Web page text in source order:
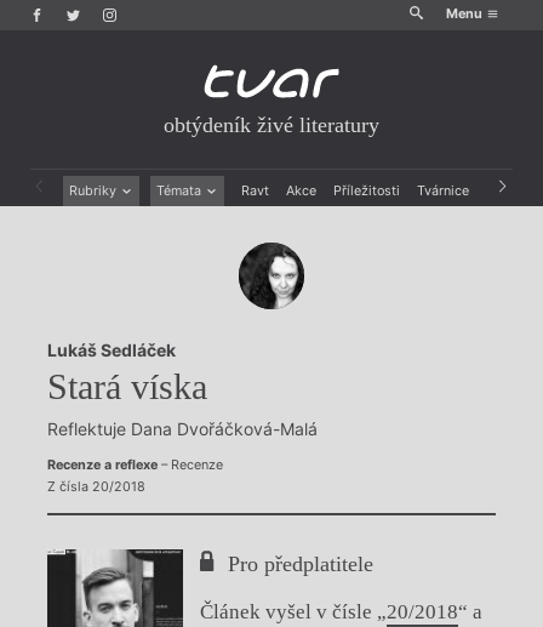
Menu
obtýdeník živé literatury
Rubriky Témata Ravt Akce Příležitosti Tvárnice Archiv
Rozhovory
Dokument
Výroční ceny
Lukáš Sedláček
Stará víska
Reflektuje Dana Dvořáčková-Malá
Recenze a reflexe– Recenze
Z čísla 20/2018
Pro předplatitele
Článek vyšel v čísle „20/2018“ a